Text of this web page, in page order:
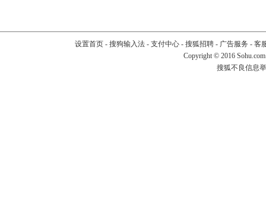
设置首页- 搜狗输入法- 支付中心- 搜狐招聘- 广告服务 - 客
Copyright © 2016
搜狐不良信息